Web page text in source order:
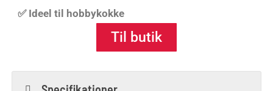
✅ Ideel til hobbykokke
Til butik